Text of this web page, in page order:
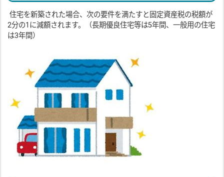
住宅を新築された場合、次の要件を満たすと固定資産税の税額が
2分の1に減額されます。（長期優良住宅等は5年間、一般用の住宅
は3年間）